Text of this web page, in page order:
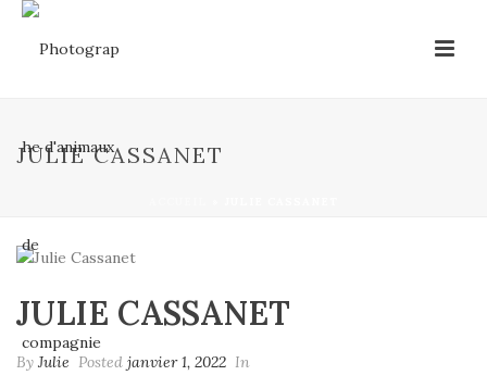
JULIE CASSANET
JULIE CASSANET
By Julie Posted janvier 1, 2022 In